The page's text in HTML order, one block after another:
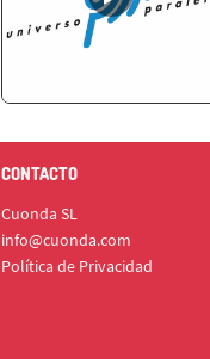
CONTACTO
Cuonda SL
info@cuonda.com
Política de Privacidad